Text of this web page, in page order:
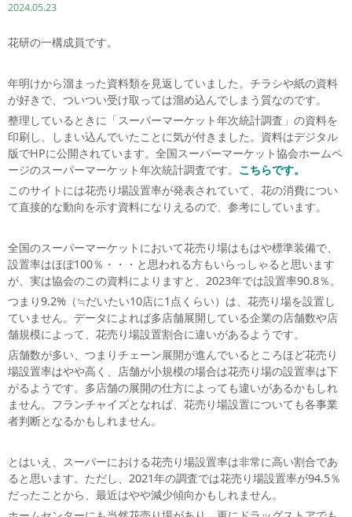
2024.05.23
花研の一構成員です。
年明けから溜まった資料類を見返していました。チラシや紙の資料
が好きで、ついつい受け取っては溜め込んでしまう質なのです。
整理しているときに「スーパーマーケット年次統計調査」の資料を
印刷し、しまい込んでいたことに気が付きました。資料はデジタル
版でHPに公開されています。全国スーパーマーケット協会ホームペ
ージのスーパーマーケット年次統計調査です。 こちらです。
このサイトには花売り場設置率が発表されていて、花の消費につい
て直接的な動向を示す資料になりえるので、参考にしています。
全国のスーパーマーケットにおいて花売り場はもはや標準装備で、
設置率はほぼ100％・・・と思われる方もいらっしゃると思います
が、実は協会のこの資料によりますと、2023年では設置率90.8％。
つまり9.2%（≒だいたい10店に1点くらい）は、花売り場を設置し
ていません。データによれば多店舗展開している企業の店舗数や店
舗規模によって、花売り場設置割合に違いがあるようです。
店舗数が多い、つまりチェーン展開が進んでいるところほど花売り
場設置率はやや高く、店舗が小規模の場合は花売り場の設置率は下
がるようです。多店舗の展開の仕方によっても違いがあるかもしれ
ません。フランチャイズとなれば、花売り場設置についても各事業
者判断となるかもしれません。
とはいえ、スーパーにおける花売り場設置率は非常に高い割合であ
ると思います。ただし、2021年の調査では花売り場設置率が94.5％
だったことから、最近はやや減少傾向かもしれません。